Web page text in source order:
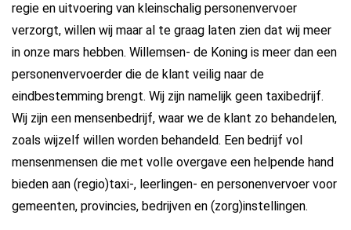
regie en uitvoering van kleinschalig personenvervoer
verzorgt, willen wij maar al te graag laten zien dat wij meer
in onze mars hebben. Willemsen- de Koning is meer dan een
personenvervoerder die de klant veilig naar de
eindbestemming brengt. Wij zijn namelijk geen taxibedrijf.
Wij zijn een mensenbedrijf, waar we de klant zo behandelen,
zoals wijzelf willen worden behandeld. Een bedrijf vol
mensenmensen die met volle overgave een helpende hand
bieden aan (regio)taxi-, leerlingen- en personenvervoer voor
gemeenten, provincies, bedrijven en (zorg)instellingen.